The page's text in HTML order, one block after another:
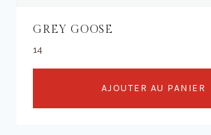
GREY GOOSE
14
AJOUTER AU PANIER